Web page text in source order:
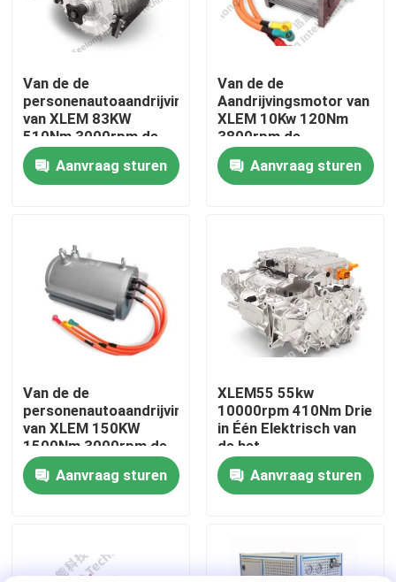
Producten
Over Ons
Kwaliteitscontrole
Neem contact met ons op
Nieuws
Gevallen
Hoge snelheidsdynamometer
Van de de
personenautoaandrijving
van XLEM 83KW
510Nm 3000rpm de
motorefficiency van
motorAanvraag sturen
Van de de
Aandrijvingsmotor van
XLEM 10Kw 120Nm
3800rpm de
Elektrische Motor van
de Magneet
Synchrone New Energy
Aanvraag sturen
Van de de
personenautoaandrijving
van XLEM 150KW
1500Nm 3000rpm de
motorefficiency van
motorAanvraag sturen
XLEM55 55kw
10000rpm 410Nm Drie
in Één Elektrisch van
de het
Voertuigaandrijving
van New Energy van
het
aandrijvingssysteem
Aanvraag sturen